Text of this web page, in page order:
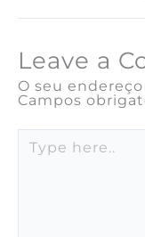
Leave a
O seu
Campos
Type
here..